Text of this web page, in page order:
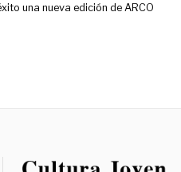
una nueva edición de ARCO